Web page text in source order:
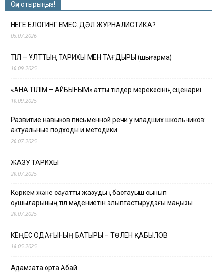
Оқи отырыңыз!
НЕГЕ БЛОГИНГ ЕМЕС, ДӘЛ ЖУРНАЛИСТИКА?
05.07.2026
ТІЛ – ҰЛТТЫҢ ТАРИХЫ МЕН ТАҒДЫРЫ (шығарма)
10.09.2025
«АНА ТІЛІМ – АЙБЫНЫМ» атты тілдер мерекесінің сценариі
10.09.2025
Развитие навыков письменной речи у младших школьников:
актуальные подходы и методики
20.07.2025
ЖАЗУ ТАРИХЫ
20.07.2025
Көркем және сауатты жазудың бастауыш сынып
оқушыларының тіл мәдениетін қалыптастырудағы маңызы
20.07.2025
КЕҢЕС ОДАҒЫНЫҢ БАТЫРЫ – ТӨЛЕН ҚАБЫЛОВ
18.05.2025
Адамзатқа ортақ Абай